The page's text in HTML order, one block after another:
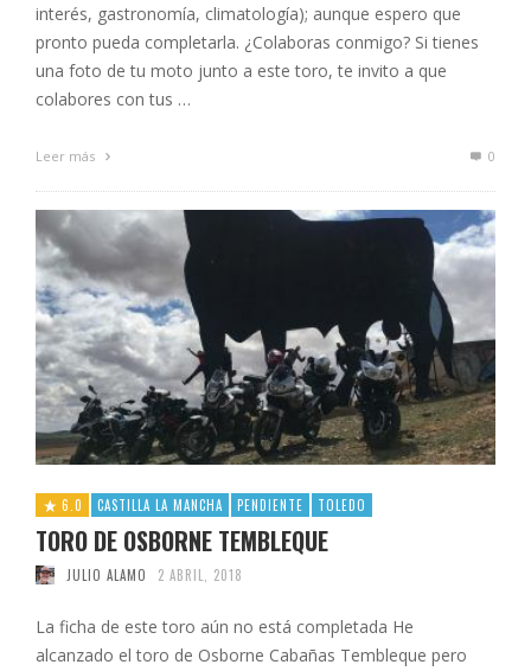
interés, gastronomía, climatología); aunque espero que
pronto pueda completarla. ¿Colaboras conmigo? Si tienes
una foto de tu moto junto a este toro, te invito a que
colabores con tus …
Leer más 0
6.0 CASTILLA LA MANCHA PENDIENTE TOLEDO
TORO DE OSBORNE TEMBLEQUE
JULIO ALAMO 2 ABRIL, 2018
La ficha de este toro aún no está completada He
alcanzado el toro de Osborne Cabañas Tembleque pero